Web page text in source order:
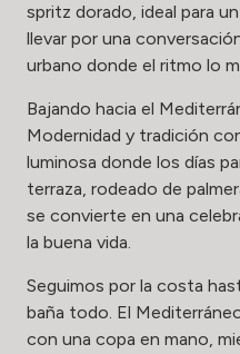
spritz dorado, ideal para
llevar por una
urbano donde el ritmo lo
Bajando hacia el
Modernidad y tradición
luminosa donde los días
terraza, rodeado de
se convierte en una
la buena vida.
Seguimos por la costa
baña todo. El
con una copa en mano,